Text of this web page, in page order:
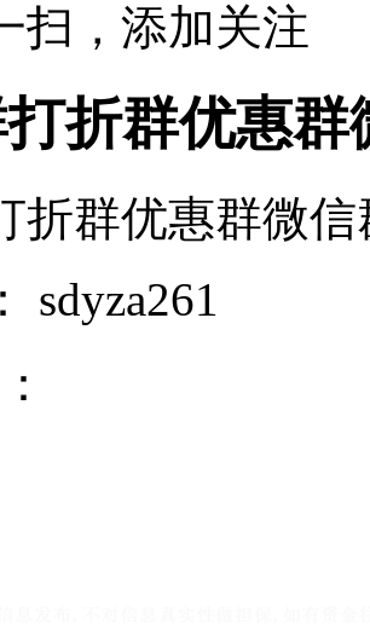
扫，添加关注
折群优惠
折群优惠群微
sdyza261